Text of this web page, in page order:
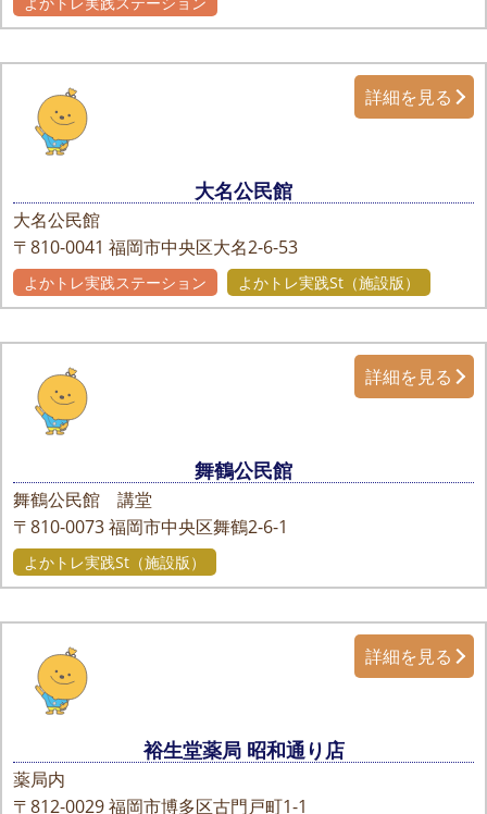
大名公民館
大名公民館
〒810-0041 福岡市中央区大名2-6-53
詳細を見る
よかトレ実践ステーション よかトレ実践St（施設版）
舞鶴公民館
舞鶴公民館 講堂
〒810-0073福岡市中央区舞鶴2-6-1
詳細を見る
よかトレ実践St（施設版）
裕生堂薬局 昭和通り店
薬局内
〒812-0029福岡市博多区古門戸町1-1
詳細を見る